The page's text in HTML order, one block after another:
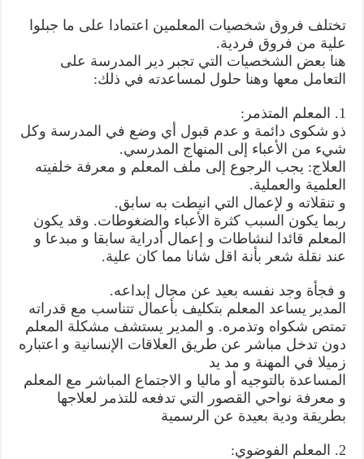
تختلف فروق شخصيات المعلمين اعتمادا على ما جبلوا
علية من فروق فردية.
هنا بعض الشخصيات التي تجبر دير المدرسة على
التعامل معها وهنا حلول لمساعدته في ذلك:
1. المعلم المتذمر:
ذو شكوى دائمة و عدم قبول أي وضع في المدرسة وكل
شيء من الأعباء إلى المنهاج المدرسي.
العلاج: يجب الرجوع إلى ملف المعلم و معرفة خلفيته
العلمية والعملية.
و تنقلاته و لإعمال التي انيطت به سابق.
ربما يكون السبب كثرة الأعباء والضغوطات. وقد يكون
المعلم قائدا لنشاطات و إعمال أدراية سابقا و مبدعا و
عند نقلة شعر بأنة اقل شانا مما كان علية.
و فجأة وجد نفسه بعيد عن مجال إبداعه.
المدير يساعد المعلم بتكليف بأعمال تتناسب مع قدراته
تمتص شكواه وتذمره. و المدير يستشف مشكلة المعلم
دون تدخل مباشر عن طريق العلاقات الإنسانية و اعتباره
زميلا في المهنة و مد يد
المساعدة بالتوجيه أو ماليا و الاجتماع المباشر مع المعلم
و معرفة نواحي القصور التي تدفعه للتذمر لعلاجها
بطريقة ودية بعيدة عن الرسمية
2. المعلم الفوضوي: